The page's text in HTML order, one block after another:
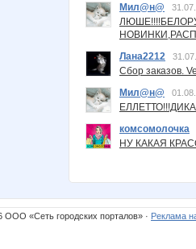
Мил@н@
Лана2212
Сбор заказов.
Мил@н@
комсомолочка
НУ КАКАЯ
ООО «Сеть городских порталов» · Реклама